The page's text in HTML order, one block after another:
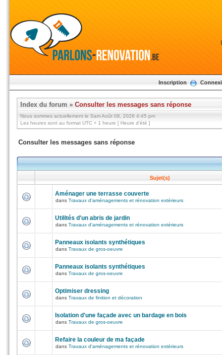
Inscription
Index du forum » Consulter les messages sans réponse
Nous sommes actuellement le Sam Août 08, 2026 4:45 pm
Les heures sont au format UTC + 1 heure [ Heure d’été ]
Consulter les messages sans réponse
Sujet(s)
Aménager une terrasse couverte
dans Travaux d'aménagements et rénovation extérieurs
Utilités d'un abris de jardin
dans Travaux d'aménagements et rénovation extérieurs
Panneaux isolants synthétiques
dans Travaux de gros-oeuvre
Panneaux isolants synthétiques
dans Travaux de gros-oeuvre
Optimiser dressing
dans Travaux de finition et décoration
Isolation d'une façade avec un bardage en bois
dans Travaux de gros-oeuvre
Refaire la couleur de ma façade
dans Travaux d'aménagements et rénovation extérieurs